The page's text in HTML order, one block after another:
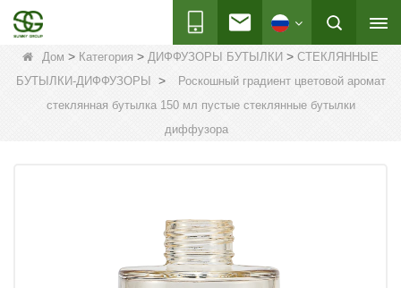
Дом > Категория > ДИФФУЗОРЫ БУТЫЛКИ > СТЕКЛЯННЫЕ
БУТЫЛКИ-ДИФФУЗОРЫ
>
Роскошный градиент цветовой аромат
стеклянная бутылка 150 мл пустые стеклянные бутылки
диффузора